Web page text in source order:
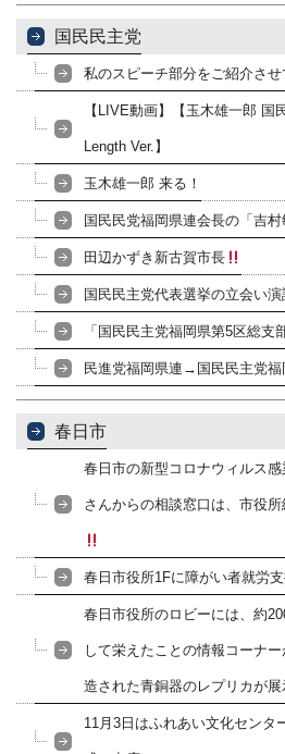
国民民主党
私のスピーチ部分をご紹介させ
【LIVE動画】【玉木雄一郎 国
Length Ver.】
玉木雄一郎 来る！
国民民党福岡県連会長の「吉村
田辺かずき新古賀市長
国民民主党代表選挙の立会い演
「国民民主党福岡県第5区総支
民進党福岡県連→国民民主党福
春日市
春日市の新型コロナウィルス
さんからの相談窓口は、市役
春日市役所1Fに障がい者就労
春日市役所のロビーには、約
して栄えたことの情報コーナ
造された青銅器のレプリカが
11月3日はふれあい文化センタ